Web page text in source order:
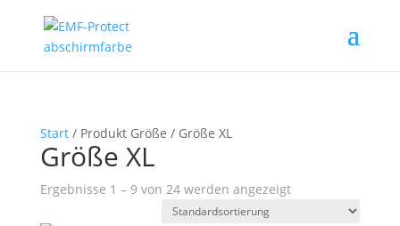
Start/ Produkt Größe / Größe XL
Größe XL
Ergebnisse 1 – 9 von 24 werden angezeigt